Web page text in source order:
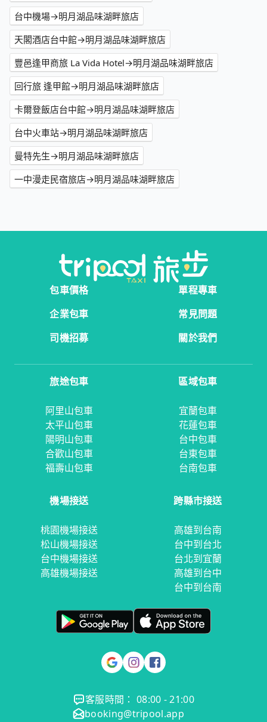
台中機場→明月湖品味湖畔旅店
天閣酒店台中館→明月湖品味湖畔旅店
豐邑逢甲商旅 La Vida Hotel→明月湖品味湖畔旅店
回行旅 逢甲館→明月湖品味湖畔旅店
卡爾登飯店台中館→明月湖品味湖畔旅店
台中火車站→明月湖品味湖畔旅店
曼特先生→明月湖品味湖畔旅店
一中漫走民宿旅店→明月湖品味湖畔旅店
包車價格
單程專車
企業包車
常見問題
司機招募
關於我們
旅途包車
阿里山包車
太平山包車
陽明山包車
合歡山包車
福壽山包車
區域包車
宜蘭包車
花蓮包車
台中包車
台東包車
台南包車
機場接送
桃園機場接送
松山機場接送
台中機場接送
高雄機場接送
跨縣市接送
高雄到台南
台中到台北
台北到宜蘭
高雄到台中
台中到台南
客服時間： 08:00 - 21:00
booking@tripool.app